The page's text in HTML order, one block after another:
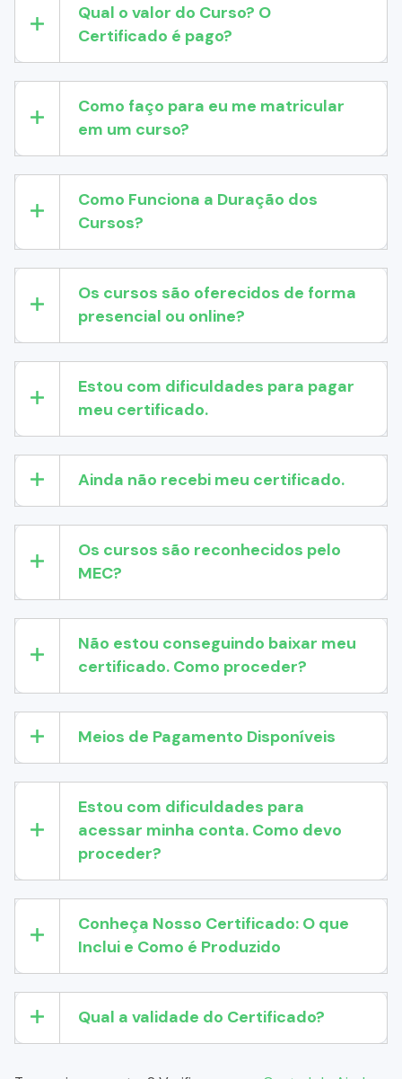
Qual o valor do Curso? O
Certificado é pago?
Como faço para eu me matricular
em um curso?
Como Funciona a Duração dos
Cursos?
Os cursos são oferecidos de forma
presencial ou online?
Estou com dificuldades para pagar
meu certificado.
Ainda não recebi meu certificado.
Os cursos são reconhecidos pelo
MEC?
Não estou conseguindo baixar meu
certificado. Como proceder?
Meios de Pagamento Disponíveis
Estou com dificuldades para
acessar minha conta. Como devo
proceder?
Conheça Nosso Certificado: O que
Inclui e Como é Produzido
Qual a validade do Certificado?